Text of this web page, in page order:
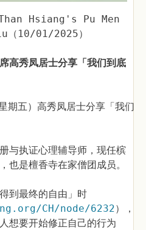
Hsiang's Pu Men
10/01/2025）
高秀凤居士分享「我们到底
五）高秀凤居士分享「我们
与执证心理辅导师，现任槟
也是檀香寺在家僧团成员。
到最终的自由」时
CH/node/6232），
想要开始修正自己的行为